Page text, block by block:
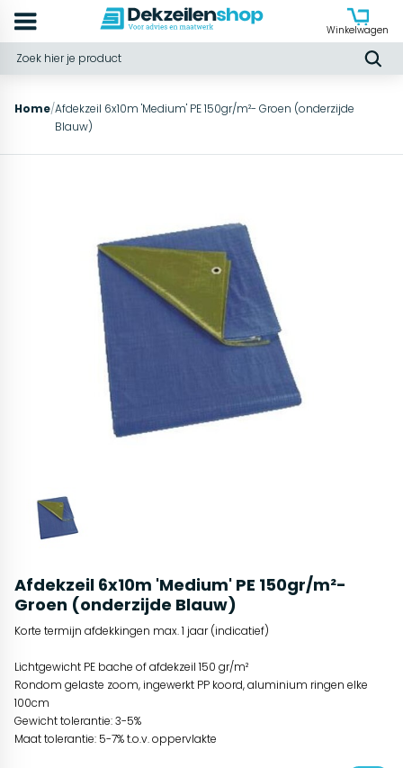
Winkelwagen
Home/Afdekzeil 6x10m 'Medium' PE 150gr/m²- Groen (onderzijde
Blauw)
Afdekzeil 6x10m 'Medium' PE 150gr/m²-
Groen (onderzijde Blauw)
Korte termijn afdekkingen max. 1 jaar (indicatief)
Lichtgewicht PE bache of afdekzeil 150 gr/m²
Rondom gelaste zoom, ingewerkt PP koord, aluminium ringen elke
100cm
Gewicht tolerantie: 3-5%
Maat tolerantie: 5-7% t.o.v. oppervlakte